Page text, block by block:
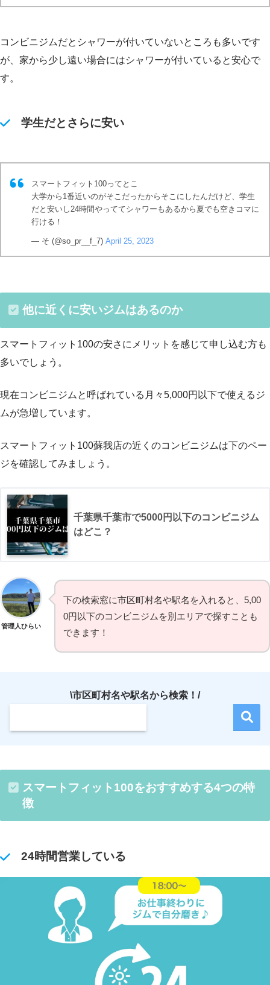
コンビニジムだとシャワーが付いていないところも多いです
が、家から少し遠い場合にはシャワーが付いていると安心で
す。
学生だとさらに安い
スマートフィット100ってとこ
大学から1番近いのがそこだったからそこにしたんだけど、学生
だと安いし24時間やっててシャワーもあるから夏でも空きコマに
行ける！
— そ (@so_pr__f_7) April 25, 2023
他に近くに安いジムはあるのか
スマートフィット100の安さにメリットを感じて申し込む方も
多いでしょう。
現在コンビニジムと呼ばれている月々5,000円以下で使えるジ
ムが急増しています。
スマートフィット100蘇我店の近くのコンビニジムは下のペー
ジを確認してみましょう。
千葉県千葉市で5000円以下のコンビニジム
はどこ？
管理人ひらい
下の検索窓に市区町村名や駅名を入れると、5,00
0円以下のコンビニジムを別エリアで探すことも
できます！
\市区町村名や駅名から検索！/
スマートフィット100をおすすめする4つの特
徴
24時間営業している